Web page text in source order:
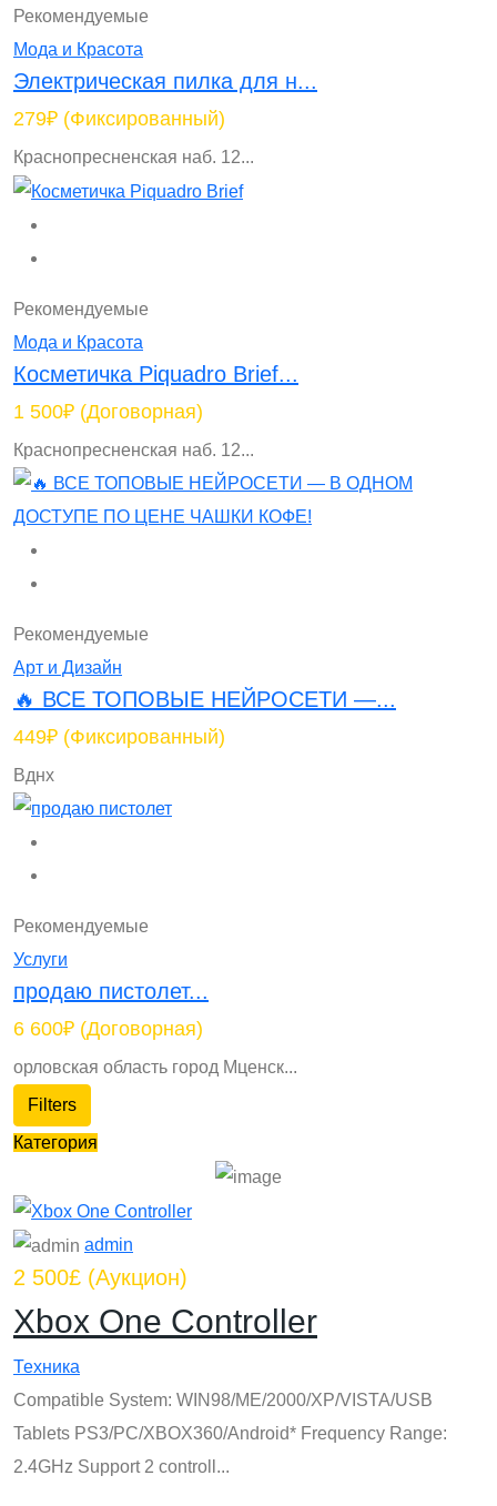
Рекомендуемые
Мода и Красота
Электрическая пилка для н...
279₽ (Фиксированный)
Краснопресненская наб. 12...
Рекомендуемые
Мода и Красота
Косметичка Piquadro Brief...
1 500₽ (Договорная)
Краснопресненская наб. 12...
Рекомендуемые
Арт и Дизайн
🔥 ВСЕ ТОПОВЫЕ НЕЙРОСЕТИ —...
449₽ (Фиксированный)
Вднх
Рекомендуемые
Услуги
продаю пистолет...
6 600₽ (Договорная)
орловская область город Мценск...
Filters
Категория
admin
2 500£ (Аукцион)
Xbox One Controller
Техника
Compatible System: WIN98/ME/2000/XP/VISTA/USB
Tablets PS3/PC/XBOX360/Android* Frequency Range:
2.4GHz Support 2 controll...